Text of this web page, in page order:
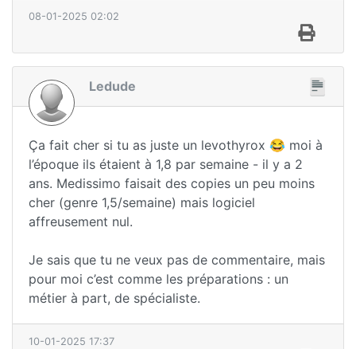
08-01-2025 02:02
Ledude
Ça fait cher si tu as juste un levothyrox 😂 moi à
l’époque ils étaient à 1,8 par semaine - il y a 2
ans. Medissimo faisait des copies un peu moins
cher (genre 1,5/semaine) mais logiciel
affreusement nul.
Je sais que tu ne veux pas de commentaire, mais
pour moi c’est comme les préparations : un
métier à part, de spécialiste.
10-01-2025 17:37